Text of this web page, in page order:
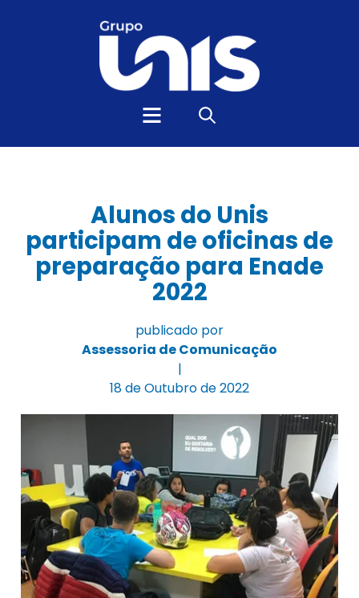
Alunos do Unis
participam de oficinas de
preparação para Enade
2022
publicado por
Assessoria de Comunicação
|
18 de Outubro de 2022